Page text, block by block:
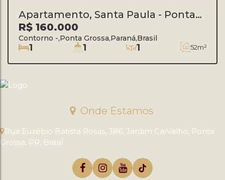
Apartamento, Santa Paula - Ponta
Grossa/PR
R$160.000
Contorno ,Ponta Grossa,Paraná,Brasil
1 1 1 52m²
Onde Estamos
Rua Euzébio Batista Rosas, 386, Jardim Carvalho, Ponta
Grossa, PR, Brasil